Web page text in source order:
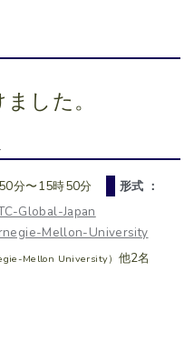
した。
分〜15時50分
形式 ：
Global-Japan
Mellon-University
Mellon University） 他2名